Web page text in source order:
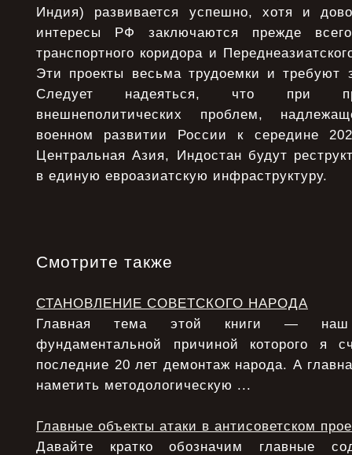
Индия) развивается успешно, хотя и
интересы РФ заключаются прежде
транспортного коридора и
Эти проекты весьма трудоемки и требуют
Следует надеяться, что при
внешнеполитических проблем,
военном развитии России к середине
Центральная Азия, Индостан будут
в единую евроазиатскую инфраструктуру.
Смотрите также
СТАНОВЛЕНИЕ СОВЕТСКОГО НАРОДА
Главная тема этой книги — наш
фундаментальной причиной которого я
последние 20 лет демонтаж народа. А
наметить методологическую ...
Главные объекты атаки в антисоветском
Давайте кратко обозначим главные